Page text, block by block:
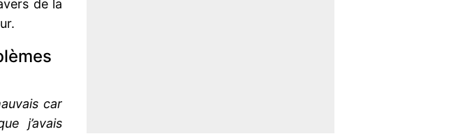
de la
car
j’avais